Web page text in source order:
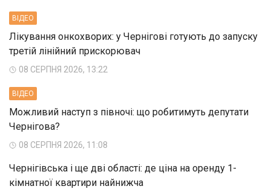
ВIДЕО
Лікування онкохворих: у Чернігові готують до запуску
третій лінійний прискорювач
08 СЕРПНЯ 2026, 13:22
ВIДЕО
Можливий наступ з півночі: що робитимуть депутати
Чернігова?
08 СЕРПНЯ 2026, 11:08
Чернігівська і ще дві області: де ціна на оренду 1-
кімнатної квартири найнижча